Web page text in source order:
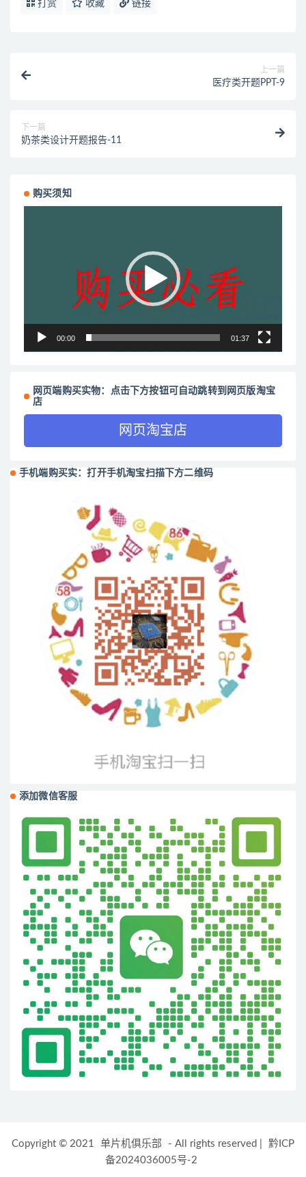
打赏 收藏 链接
上一篇
医疗类开题PPT-9
下一篇
奶茶类设计开题报告-11
购买须知
00:00 01:37
网页端购买实物：点击下方按钮可自动跳转到网页版淘宝
店
网页淘宝店
手机端购买实：打开手机淘宝扫描下方二维码
添加微信客服
Copyright © 2021 单片机俱乐部 - All rights reserved
黔ICP
备2024036005号-2